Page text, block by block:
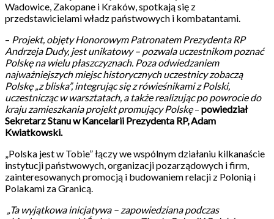
Wadowice, Zakopane i Kraków, spotkają się z
przedstawicielami władz państwowych i kombatantami.
– Projekt, objęty Honorowym Patronatem Prezydenta RP
Andrzeja Dudy, jest unikatowy – pozwala uczestnikom poznać
Polskę na wielu płaszczyznach. Poza odwiedzaniem
najważniejszych miejsc historycznych uczestnicy zobaczą
Polskę „z bliska”, integrując się z rówieśnikami z Polski,
uczestnicząc w warsztatach, a także realizując po powrocie do
kraju zamieszkania projekt promujący Polskę– powiedział
Sekretarz Stanu w Kancelarii Prezydenta RP, Adam
Kwiatkowski.
„Polska jest w Tobie” łączy we wspólnym działaniu kilkanaście
instytucji państwowych, organizacji pozarządowych i firm,
zainteresowanych promocją i budowaniem relacji z Polonią i
Polakami za Granicą.
„Ta wyjątkowa inicjatywa – zapowiedziana podczas